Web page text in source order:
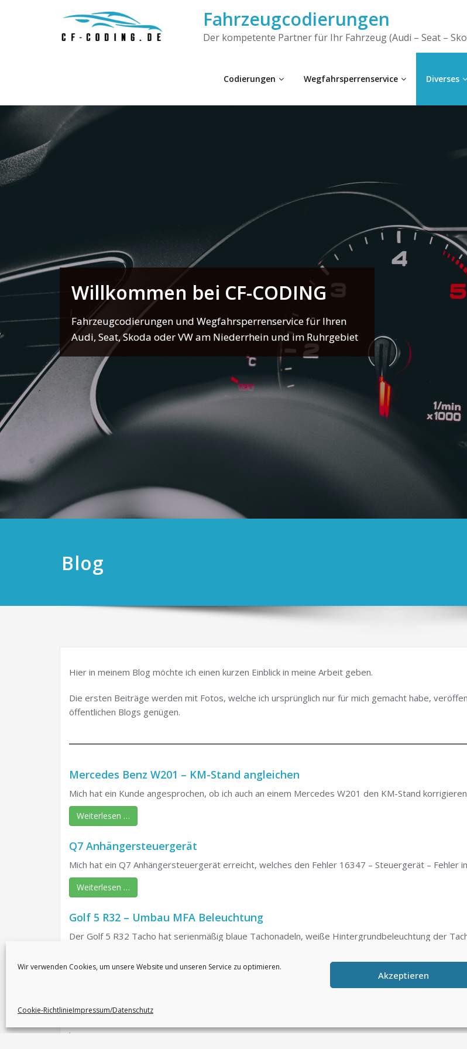
Wir verwenden Cookies, um unsere Website und unseren Service zu optimieren.
Akzeptieren
Cookie-RichtlinieImpressum/Datenschutz
Fahrzeugcodierungen
Der kompetente Partner für Ihr Fahrzeug (Audi – Seat –
Codierungen Wegfahrsperrenservice Diverses
Willkommen bei CF-CODING
Fahrzeugcodierungen und Wegfahrsperrenservice für Ihren
Audi, Seat, Skoda oder VW am Niederrhein und im Ruhrgebiet
Blog
Hier in meinem Blog möchte ich einen kurzen Einblick in meine Arbeit geben.
Die ersten Beiträge werden mit Fotos, welche ich ursprünglich nur für mich gemacht habe,
öffentlichen Blogs genügen.
Mercedes Benz W201 – KM-Stand angleichen
Mich hat ein Kunde angesprochen, ob ich auch an einem Mercedes W201 den KM-Stand
Weiterlesen …
Q7 Anhängersteuergerät
Mich hat ein Q7 Anhängersteuergerät erreicht, welches den Fehler 16347 – Steuergerät – Fehler
Weiterlesen …
Golf 5 R32 – Umbau MFA Beleuchtung
Der Golf 5 R32 Tacho hat serienmäßig blaue Tachonadeln, weiße Hintergrundbeleuchtung der
Weiterlesen …
hier …